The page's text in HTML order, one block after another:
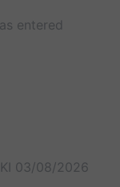
entered
03/08/2026